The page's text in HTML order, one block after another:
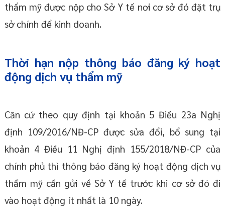
thẩm mỹ được nộp cho Sở Y tế nơi cơ sở đó đặt trụ
sở chính để kinh doanh.
Thời hạn nộp thông báo đăng ký hoạt
động dịch vụ thẩm mỹ
Căn cứ theo quy định tại khoản 5 Điều 23a Nghị
định 109/2016/NĐ-CP được sửa đổi, bổ sung tại
khoản 4 Điều 11 Nghị định 155/2018/NĐ-CP của
chính phủ thì thông báo đăng ký hoạt động dịch vụ
thẩm mỹ cần gửi về Sở Y tế trước khi cơ sở đó đi
vào hoạt động ít nhất là 10 ngày.